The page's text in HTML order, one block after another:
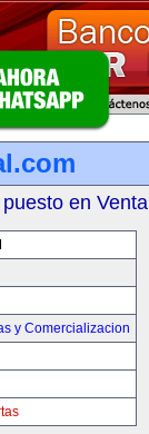
en Venta
y Comercializacion